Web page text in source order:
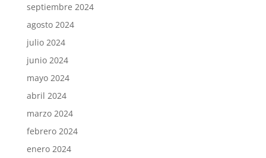
septiembre 2024
agosto 2024
julio 2024
junio 2024
mayo 2024
abril 2024
marzo 2024
febrero 2024
enero 2024